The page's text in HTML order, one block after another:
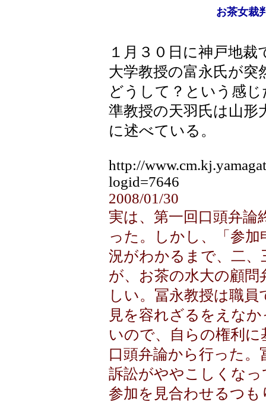
お茶女
１月３０日に神戸地
大学教授の富永氏が突
どうして？という感
準教授の天羽氏は山形
に述べている。
http://
logid=7646
2008/01/30
実は、第一回口頭弁論
った。しかし、「参
況がわかるまで、二
が、お茶の水大の顧
しい。冨永教授は職
見を容れざるをえな
いので、自らの権利
口頭弁論から行った
訴訟がややこしくな
参加を見合わせるつ